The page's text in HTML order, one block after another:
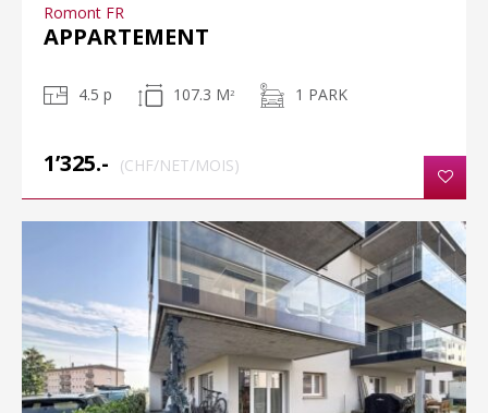
Romont FR
APPARTEMENT
4.5 p 107.3 M 2 1 PARK
1’325.- (CHF/NET/MOIS)